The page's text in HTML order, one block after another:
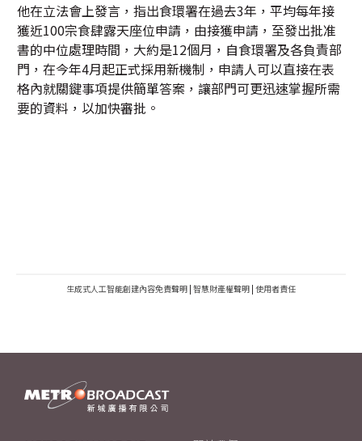
他在立法會上發言，指出食環署在過去3年，平均每年接
獲近100宗食肆露天座位申請，由接獲申請，至發出批准
書的中位處理時間，大約是12個月，自食環署及各負責部
門，在今年4月起正式採用新機制，申請人可以直接在表
格內就關鍵事項提供簡單答案，讓部門可更迅速掌握所需
要的資料，以加快審批。
生成式人工智能創建內容免責聲明 | 智慧財產權聲明 | 使用者責任